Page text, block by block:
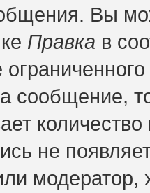
Вы
Правка в
сообщение,
не
модератор,